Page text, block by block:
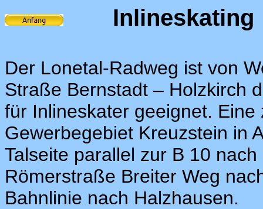
Inlineskating
Der Lonetal-Radweg ist von
Straße Bernstadt – Holzkirch
für Inlineskater geeignet.
Gewerbegebiet Kreuzstein in
Talseite parallel zur B 10
Römerstraße Breiter Weg
Bahnlinie nach Halzhausen.